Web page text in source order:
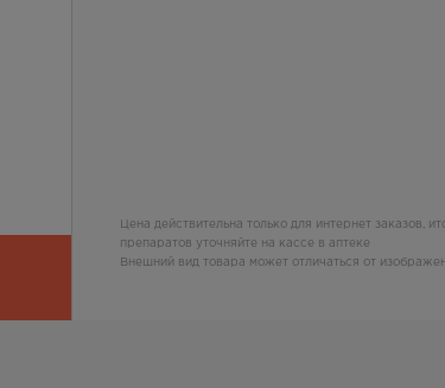
Цена действительна только для интернет заказов,
препаратов уточняйте на кассе в аптеке
Внешний вид товара может отличаться от